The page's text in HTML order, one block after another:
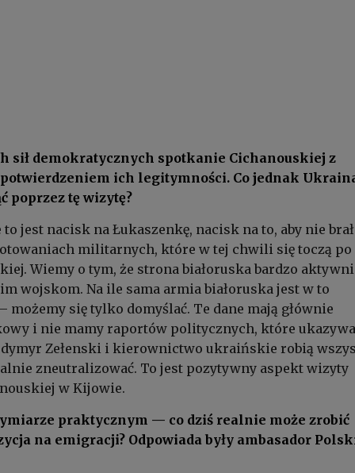
sił demokratycznych spotkanie Cichanouskiej z
ich legitymności. Co jednak
poprzez tę wizytę?
jest nacisk na Łukaszenkę, nacisk na to, aby nie brał
militarnych, które w tej chwili się toczą po
Wiemy o tym, że strona białoruska bardzo
wojskom. Na ile sama armia białoruska jest w to
możemy się tylko domyślać. Te dane mają głównie
i nie mamy raportów politycznych, które
Zełenski i kierownictwo ukraińskie robią
zneutralizować. To jest pozytywny aspekt wizyty
w Kijowie.
praktycznym — co dziś realnie może zrobić
na emigracji? Odpowiada były ambasador